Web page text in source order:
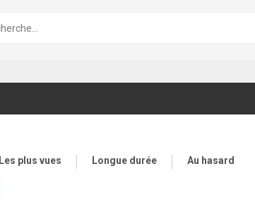
Les plus vues Longue durée Au hasard